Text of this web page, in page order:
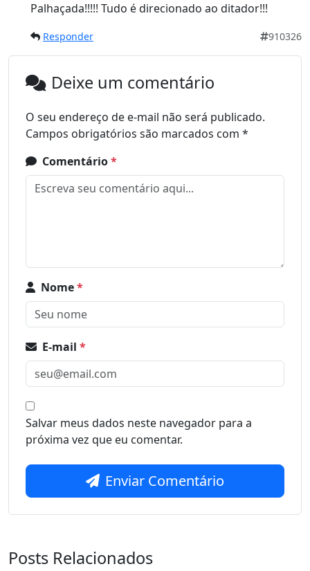
Palhaçada!!!!! Tudo é direcionado ao ditador!!!
Responder 910326
Deixe um comentário
O seu endereço de e-mail não será publicado.
Campos obrigatórios são marcados com *
Comentário*
Nome*
E-mail *
Salvar meus dados neste navegador para a
próxima vez que eu comentar.
Enviar Comentário
Posts Relacionados